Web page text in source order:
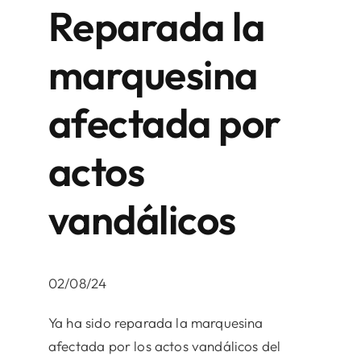
Reparada la
marquesina
afectada por
actos
vandálicos
02/08/24
Ya ha sido reparada la marquesina
afectada por los actos vandálicos del